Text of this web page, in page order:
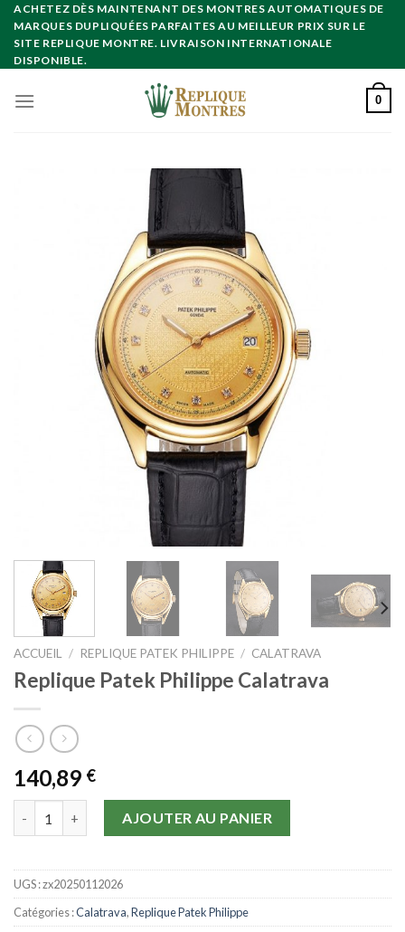
Skip
content
ACHETEZ DÈS MAINTENANT DES MONTRES AUTOMATIQUES DE
MARQUES DUPLIQUÉES PARFAITES AU MEILLEUR PRIX SUR LE
SITE REPLIQUE MONTRE. LIVRAISON INTERNATIONALE
DISPONIBLE.
0
ACCUEIL / REPLIQUE PATEK PHILIPPE / CALATRAVA
Replique Patek Philippe Calatrava
140,89 €
AJOUTER AU PANIER
UGS :zx20250112026
Catégories :Calatrava,Replique Patek Philippe